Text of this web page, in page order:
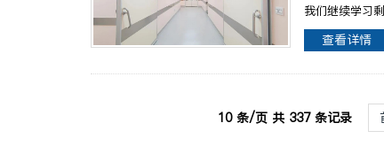
我们继续学习
查看详情
10 条/页 共 337 条记录